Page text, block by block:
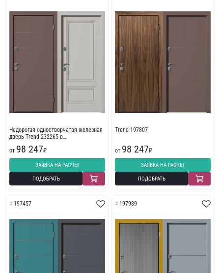
Недорогая одностворчатая железная
дверь Trend 232265 в
от 98 247₽
ЗАЯВКА НА РАСЧЕТ
ПОДОБРАТЬ
Trend 197807
от 98 247₽
ЗАЯВКА НА РАСЧЕТ
ПОДОБРАТЬ
197457 197989